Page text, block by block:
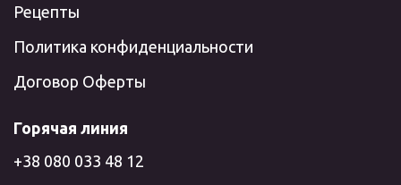
Рецепты
Политика конфиденциальности
Договор Оферты
Горячая линия
+38 080 033 48 12